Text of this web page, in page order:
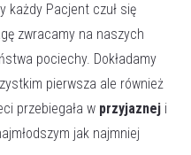
każdy Pacjent czuł się
zwracamy na naszych
pociechy. Dokładamy
pierwsza ale również
przebiegała w przyjaznej i
jak najmniej